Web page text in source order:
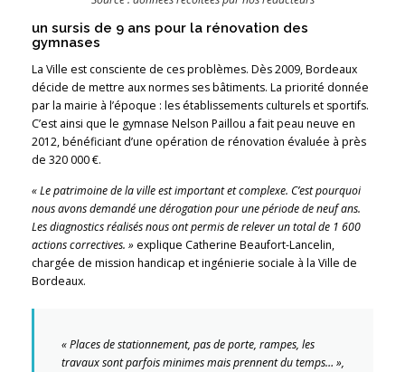
un sursis de 9 ans pour la rénovation des
gymnases
La Ville est consciente de ces problèmes. Dès 2009, Bordeaux
décide de mettre aux normes ses bâtiments. La priorité donnée
par la mairie à l’époque : les établissements culturels et sportifs.
C’est ainsi que le gymnase Nelson Paillou a fait peau neuve en
2012, bénéficiant d’une opération de rénovation évaluée à près
de 320 000 €.
« Le patrimoine de la ville est important et complexe. C’est pourquoi
nous avons demandé une dérogation pour une période de neuf ans.
Les diagnostics réalisés nous ont permis de relever un total de 1 600
actions correctives. » explique Catherine Beaufort-Lancelin,
chargée de mission handicap et ingénierie sociale à la Ville de
Bordeaux.
« Places de stationnement, pas de porte, rampes, les
travaux sont parfois minimes mais prennent du temps… »,